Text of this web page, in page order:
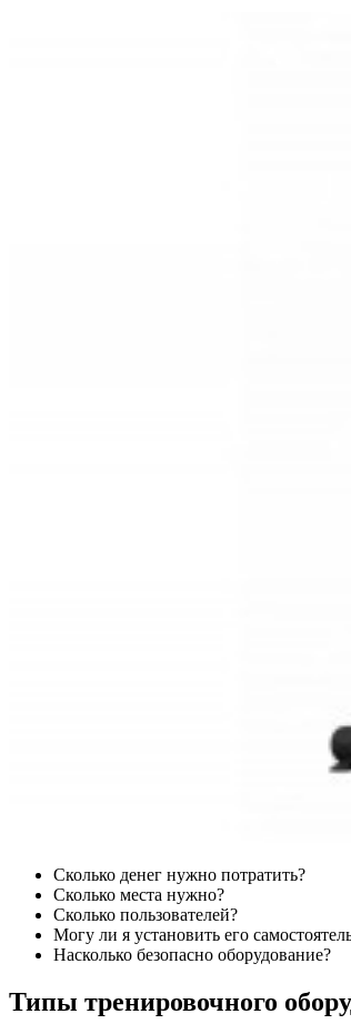
Сколько денег нужно потратить?
Сколько места нужно?
Сколько пользователей?
Могу ли я установить его
Насколько безопасно оборудование?
Типы тренировочного